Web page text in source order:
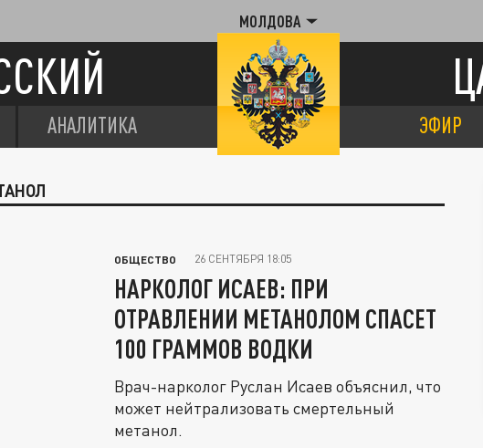
МОЛДОВА
АНАЛИТИКА ЭФИР
ОБЩЕСТВО 26 СЕНТЯБРЯ 18:05
НАРКОЛОГ ИСАЕВ: ПРИ
ОТРАВЛЕНИИ МЕТАНОЛОМ СПАСЕТ
100 ГРАММОВ ВОДКИ
Врач-нарколог Руслан Исаев объяснил, что
может нейтрализовать смертельный
метанол.